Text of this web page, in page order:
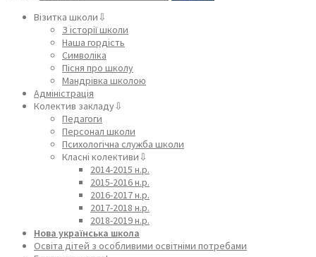
Візитка школи⇩
З історії школи
Наша гордість
Символіка
Пісня про школу
Мандрівка школою
Адміністрація
Колектив закладу⇩
Педагоги
Персонал школи
Психологічна служба школи
Класні колективи⇩
2014-2015 н.р.
2015-2016 н.р.
2016-2017 н.р.
2017-2018 н.р.
2018-2019 н.р.
Нова українська школа
Освіта дітей з особливими освітніми потребами